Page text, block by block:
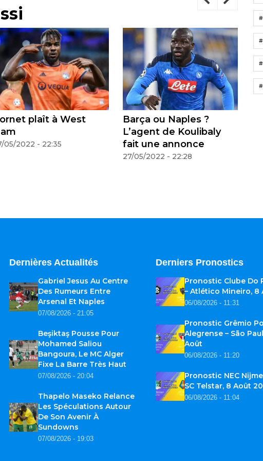
Barça ou Naples ?
L’agent de Koulibaly
fait une annonce
27/05/2022 - 22:28
Liverpool :
a enfin annoncé
décision à ses
coéquipiers
26/05/2022 - 22:29
Dernières Actualités
Gabriel Jesus Au Centre
Des Rumeurs Entre
Arsenal Et Naples
07/08/2026 - 21:05
Beşiktaş Pousse Pour
Mohamed Saliou
Bangoura, Le MC Alger
Fixe La Barre Très Haut
07/08/2026 - 20:04
Thapelo Maseko Relance
Les Spéculations Autour
De Son Avenir À
Sundowns
07/08/2026 - 19:03
Derniers Pronostics
Pronostic Clube Do
– Atlético Mineiro, 8
06/08/2026 - 11:31
Pronostic Grêmio
Alegrense – São
Août
06/08/2026 - 11:20
Pronostic NEC
SC Telstar, 8 Août
06/08/2026 - 11:04